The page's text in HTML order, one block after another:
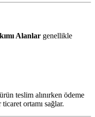
Alanlar genellikle
teslim alınırken ödeme
ortamı sağlar.